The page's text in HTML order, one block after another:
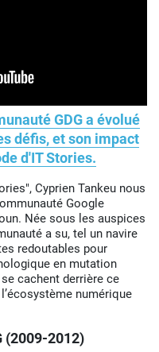
GDG a évolué
défis, et son impact
d'IT Stories.
Cyprien Tankeu nous
Google
Née sous les auspices
a su, tel un navire
redoutables pour
en mutation
cachent derrière ce
numérique
(2009-2012)